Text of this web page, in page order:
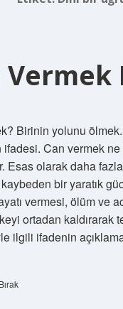
Vermek
Birinin yolunu
ifadesi. Can vermek
Esas olarak daha
bir yaratık
vermesi, ölüm ve
ortadan
ilgili ifadenin